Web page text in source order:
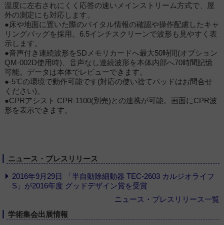
温度に左右されにくく応答の速いメインストリーム方式で、屋
外の測定にも対応します。
●床や地面に置いた際のバイタル情報の確認や操作配慮したキャ
リングバッグを採用。6.5インチスクリーンで波形も見やすく表
示します。
●音声付き連続波形をSDメモリカードへ最大50時間(オプション
QM-002D使用時)、音声なし連続波形を本体内部へ70時間記憶
可能。データは本体でレビューできます。
●-5℃の環境で動作可能です(対応の使い捨てパッドはお問合せ
ください)。
●CPRアシスト CPR-1100(別売)との連携が可能。画面にCPR波
形を表示できます。
ニュース・プレスリリース
2016年9月29日 「半自動除細動器 TEC-2603 カルジオライフ
S」が2016年度 グッドデザイン賞を受賞
ニュース・プレスリリース一覧
学術集会出展情報